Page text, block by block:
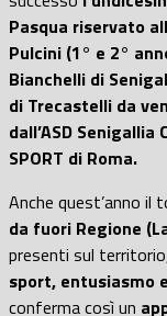
Pasqua riservato
Pulcini (1° e 2°
Bianchelli di
di Trecastelli da
dall’ASD Senigallia
SPORT di Roma.
Anche quest’anno il
da fuori Regione
presenti sul
sport, entusiasmo
conferma così un